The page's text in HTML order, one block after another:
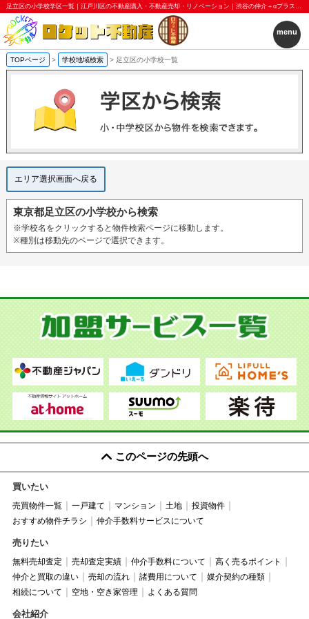
足立区の小学校学区一覧｜江戸川区の不動産購入・不動産売却・リノベーション｜渋谷の仲介＋αプラスアルファ｜ロケット不動産株式会社
menu
TOPページ > 学校地域検索 > 足立区の小学校一覧
エリア選択画面へ戻る
東京都足立区の小学校から検索
※学校名をクリックすると物件検索ページに移動します。
※種別は移動先のページで選択できます。
このページの先頭へ
買いたい
売買物件一覧 一戸建て マンション 土地
投資物件
おすすめ物件チラシ
仲介手数料サービスについて
売りたい
無料売却査定 売却査定実績 仲介手数料について
高く売るポイント
仲介と買取の違い
売却の流れ 諸費用について
媒介契約の種類
相続について
空地・空き家管理 よくある質問
会社紹介